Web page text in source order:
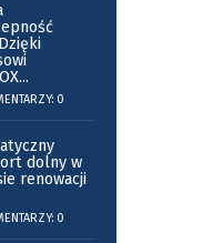
...
0
dolny w
renowacji
0